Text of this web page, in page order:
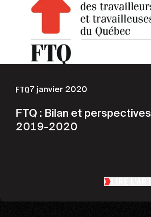
FTQ7 janvier 2020
FTQ : Bilan et perspectives
2019-2020